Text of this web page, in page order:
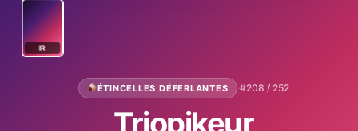
IR
ÉTINCELLES DÉFERLANTES ·#208 / 252
Triopikeur